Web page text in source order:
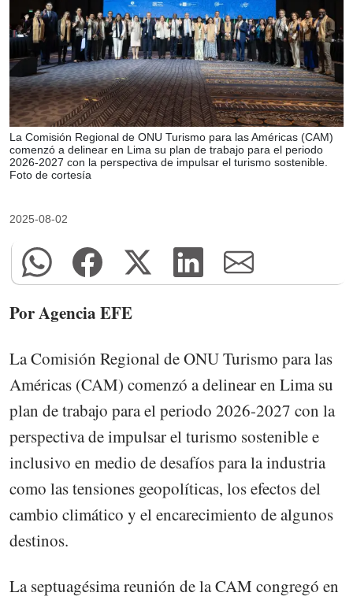
La Comisión Regional de ONU Turismo para las Américas (CAM)
comenzó a delinear en Lima su plan de trabajo para el periodo
2026-2027 con la perspectiva de impulsar el turismo sostenible.
Foto de cortesía
2025-08-02
Por Agencia EFE
La Comisión Regional de ONU Turismo para las
Américas (CAM) comenzó a delinear en Lima su
plan de trabajo para el periodo 2026-2027 con la
perspectiva de impulsar el turismo sostenible e
inclusivo en medio de desafíos para la industria
como las tensiones geopolíticas, los efectos del
cambio climático y el encarecimiento de algunos
destinos.
La septuagésima reunión de la CAM congregó en